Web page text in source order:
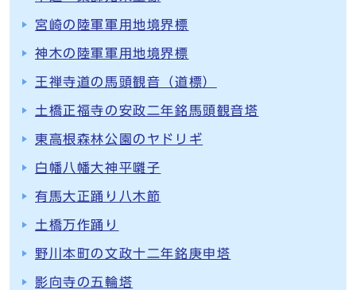
宮崎の陸軍軍用地境界標
神木の陸軍軍用地境界標
王禅寺道の馬頭観音（道標）
土橋正福寺の安政二年銘馬頭観音塔
東高根森林公園のヤドリギ
白幡八幡大神平囃子
有馬大正踊り八木節
土橋万作踊り
野川本町の文政十二年銘庚申塔
影向寺の五輪塔